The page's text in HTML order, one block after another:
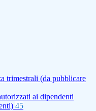
trimestrali (da pubblicare
ai dipendenti
45